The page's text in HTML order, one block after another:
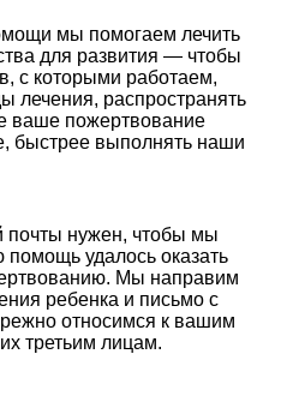
мы помогаем лечить
для развития — чтобы
с которыми работаем,
лечения, распространять
ваше пожертвование
быстрее выполнять наши
почты нужен, чтобы мы
помощь удалось оказать
Мы направим
ребенка и письмо с
относимся к вашим
третьим лицам.